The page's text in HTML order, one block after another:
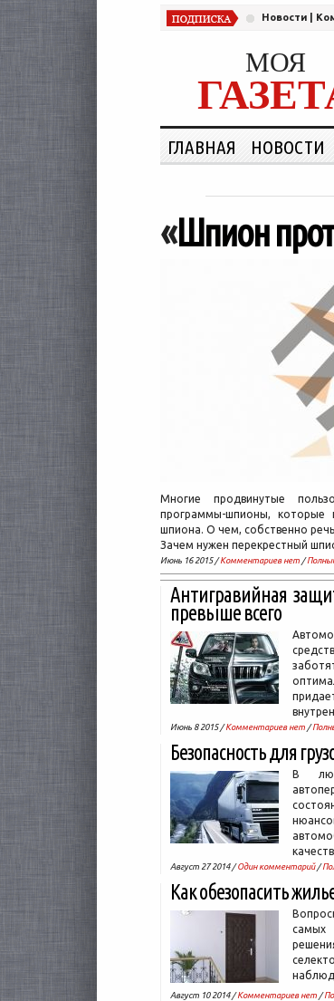
Новости
МОЯ
ГЛАВНАЯ НОВОСТИ
«Шпион
Многие продвинутые
программы-шпионы, которые
шпиона. О чем, собственно
Зачем нужен перекрестный
Июнь 16 2015 /Комментариев нет /
Антигравийная
превыше всего
Июнь 8 2015 /Комментариев нет /
Безопасность для
В
Август 27 2014 /Один комментарий/
Как обезопасить
самых
Август 10 2014 /Комментариев нет /